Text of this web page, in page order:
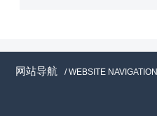
网站导航 / WEBSITE NAVIGATION